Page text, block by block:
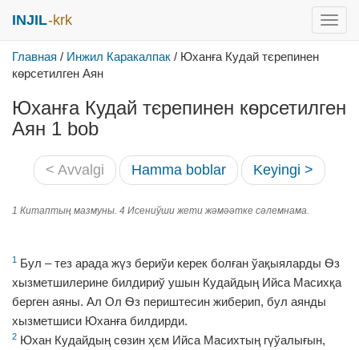
меню
INJIL-krk
Главная / Инжил Каракалпак / Юханға Кудай тєрепинен
кѳрсетилген Аян
Юханға Кудай тєрепинен кѳрсетилген
Аян 1 bob
< Avvalgi Hamma boblar Keyingi >
1 Китаптың мазмуны. 4 Исениўши жети жәмәәтке сәлемнама.
1
Бул – тез арада жүз бериўи керек болған ўақыяларды Ѳз
хызметшилерине билдириў ушын Кудайдың Ийса Масихқа
берген аяны. Ал Ол Ѳз периштесин жиберип, бул аянды
хызметшиси Юханға билдирди.
2 Юхан Кудайдың сѳзин ҳєм Ийса Масихтың гүўалығын,